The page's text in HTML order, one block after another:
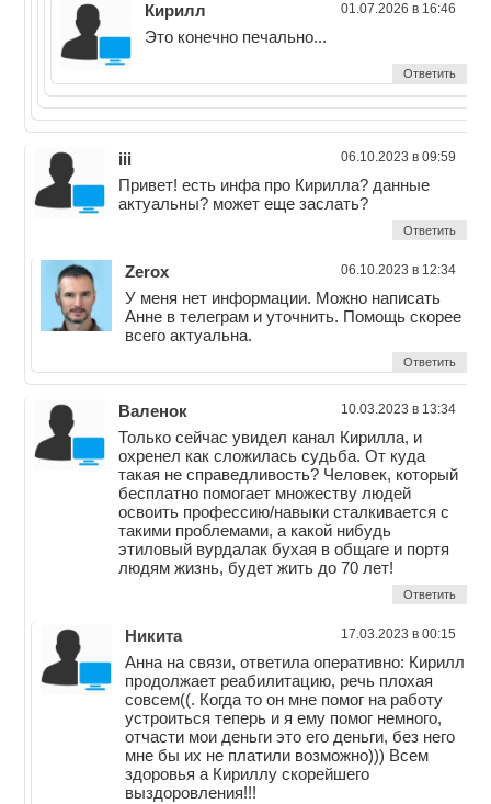
Кирилл 01.07.2026 в 16:46
Это конечно печально...
Ответить
iii 06.10.2023 в 09:59
Привет! есть инфа про Кирилла? данные
актуальны? может еще заслать?
Ответить
Zerox 06.10.2023 в 12:34
У меня нет информации. Можно написать
Анне в телеграм и уточнить. Помощь скорее
всего актуальна.
Ответить
Валенок 10.03.2023 в 13:34
Только сейчас увидел канал Кирилла, и
охренел как сложилась судьба. От куда
такая не справедливость? Человек, который
бесплатно помогает множеству людей
освоить профессию/навыки сталкивается с
такими проблемами, а какой нибудь
этиловый вурдалак бухая в общаге и портя
людям жизнь, будет жить до 70 лет!
Ответить
Никита 17.03.2023 в 00:15
Анна на связи, ответила оперативно: Кирилл
продолжает реабилитацию, речь плохая
совсем((. Когда то он мне помог на работу
устроиться теперь и я ему помог немного,
отчасти мои деньги это его деньги, без него
мне бы их не платили возможно))) Всем
здоровья а Кириллу скорейшего
выздоровления!!!